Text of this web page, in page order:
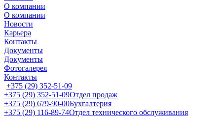
О компании
О компании
Новости
Карьера
Контакты
Документы
Документы
Фотогалерея
Контакты
+375 (29) 352-51-09
+375 (29) 352-51-09Отдел продаж
+375 (29) 679-90-00Бухгалтерия
+375 (29) 116-89-74Отдел технического обслуживания